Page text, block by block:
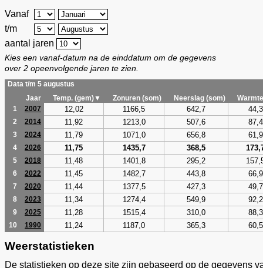
Vanaf
t/m
aantal jaren
Kies een vanaf-datum na de einddatum om de gegevens
over 2 opeenvolgende jaren te zien.
Data t/m 5 augustus
Jaar
Temp. (gem)▼ Zonuren (som) Neerslag (som)
1
2007 12,02 1166,5 642,7 44,3
2 2014 11,92 1213,0 507,6 87,4
3 2024 11,79 1071,0 656,8 61,9
4 2026 11,75 1435,7 368,5
5 2018 11,48 1401,8 295,2
6 2022 11,45 1482,7 443,8 66,9
7 2020 11,44 1377,5 427,3 49,7
8 2023 11,34 1274,4 549,9 92,2
9 2025 11,28 1515,4 310,0 88,3
10 1990 11,24 1187,0 365,3 60,5
Weerstatistieken
De statistieken op deze site zijn gebaseerd op de gegevens